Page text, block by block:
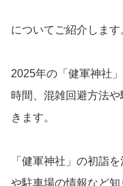
についてご紹介します
2025年の「健軍神社
時間、混雑回避方法
きます。
「健軍神社」の初詣
や駐車場の情報など